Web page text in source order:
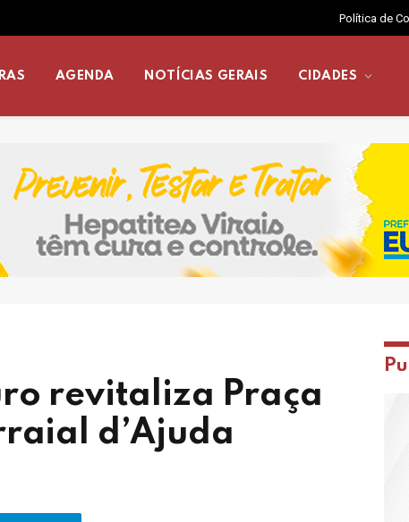
Política de
AGENDA NOTÍCIAS GERAIS CIDADES
revitaliza Praça
d’Ajuda